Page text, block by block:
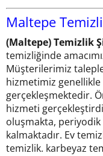
Maltepe
(Maltepe) Temizlik
temizliğinde
Müşterilerimiz
hizmetimiz
gerçekleşmektedir.
hizmeti
oluşmakta,
kalmaktadır. Ev
temizlik. karbeyaz